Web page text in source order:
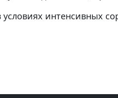
интенсивных